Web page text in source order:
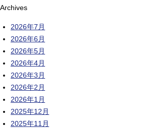
Archives
2026年7月
2026年6月
2026年5月
2026年4月
2026年3月
2026年2月
2026年1月
2025年12月
2025年11月